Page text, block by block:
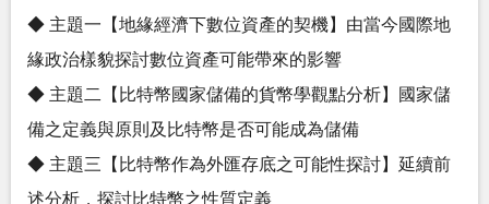
◆ 主題一【地緣經濟下數位資產的契機】由當今國際地
緣政治樣貌探討數位資產可能帶來的影響
◆ 主題二【比特幣國家儲備的貨幣學觀點分析】國家儲
備之定義與原則及比特幣是否可能成為儲備
◆ 主題三【比特幣作為外匯存底之可能性探討】延續前
述分析，探討比特幣之性質定義